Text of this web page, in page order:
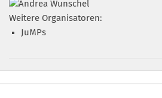
Weitere Organisatoren:
JuMPs